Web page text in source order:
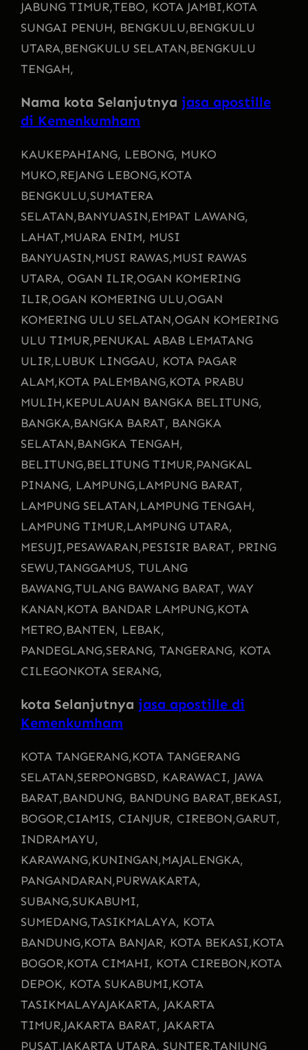
JABUNG TIMUR,TEBO, KOTA JAMBI,KOTA
SUNGAI PENUH, BENGKULU,BENGKULU
UTARA,BENGKULU SELATAN,BENGKULU
TENGAH,
Nama kota Selanjutnya jasa apostille
di Kemenkumham
KAUKEPAHIANG, LEBONG, MUKO
MUKO,REJANG LEBONG,KOTA
BENGKULU,SUMATERA
SELATAN,BANYUASIN,EMPAT LAWANG,
LAHAT,MUARA ENIM, MUSI
BANYUASIN,MUSI RAWAS,MUSI RAWAS
UTARA, OGAN ILIR,OGAN KOMERING
ILIR,OGAN KOMERING ULU,OGAN
KOMERING ULU SELATAN,OGAN KOMERING
ULU TIMUR,PENUKAL ABAB LEMATANG
ULIR,LUBUK LINGGAU, KOTA PAGAR
ALAM,KOTA PALEMBANG,KOTA PRABU
MULIH,KEPULAUAN BANGKA BELITUNG,
BANGKA,BANGKA BARAT, BANGKA
SELATAN,BANGKA TENGAH,
BELITUNG,BELITUNG TIMUR,PANGKAL
PINANG, LAMPUNG,LAMPUNG BARAT,
LAMPUNG SELATAN,LAMPUNG TENGAH,
LAMPUNG TIMUR,LAMPUNG UTARA,
MESUJI,PESAWARAN,PESISIR BARAT, PRING
SEWU,TANGGAMUS, TULANG
BAWANG,TULANG BAWANG BARAT, WAY
KANAN,KOTA BANDAR LAMPUNG,KOTA
METRO,BANTEN, LEBAK,
PANDEGLANG,SERANG, TANGERANG, KOTA
CILEGONKOTA SERANG,
kota Selanjutnya jasa apostille di
Kemenkumham
KOTA TANGERANG,KOTA TANGERANG
SELATAN,SERPONGBSD, KARAWACI, JAWA
BARAT,BANDUNG, BANDUNG BARAT,BEKASI,
BOGOR,CIAMIS, CIANJUR, CIREBON,GARUT,
INDRAMAYU,
KARAWANG,KUNINGAN,MAJALENGKA,
PANGANDARAN,PURWAKARTA,
SUBANG,SUKABUMI,
SUMEDANG,TASIKMALAYA, KOTA
BANDUNG,KOTA BANJAR, KOTA BEKASI,KOTA
BOGOR,KOTA CIMAHI, KOTA CIREBON,KOTA
DEPOK, KOTA SUKABUMI,KOTA
TASIKMALAYAJAKARTA, JAKARTA
TIMUR,JAKARTA BARAT, JAKARTA
PUSAT,JAKARTA UTARA, SUNTER,TANJUNG